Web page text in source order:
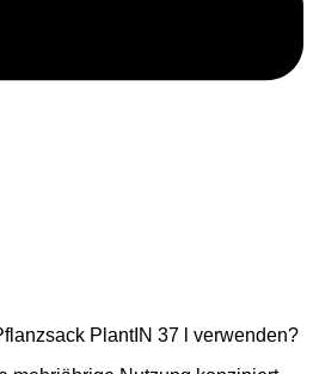
PlantIN 37 l verwenden?